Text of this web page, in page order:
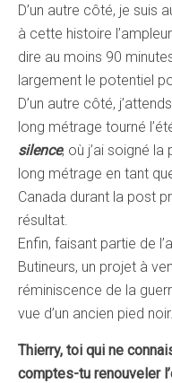
D’un autre côté, je suis
à cette histoire
dire au moins 90
largement le potentiel
D’un autre côté,
long métrage tourné
silence, où j’ai soigné
long métrage en tant
Canada durant la post
résultat.
Enfin, faisant partie de
Butineurs, un projet à
réminiscence de la
vue d’un ancien pied
Thierry, toi qui ne
comptes-tu renouveler